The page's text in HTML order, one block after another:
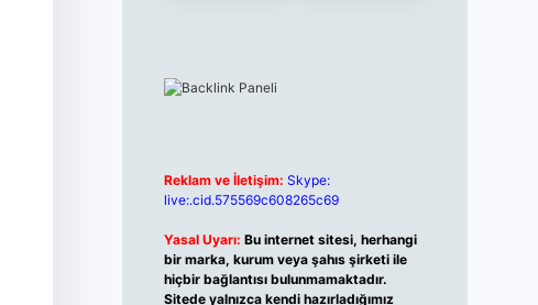
Reklam ve İletişim: Skype:
live:.cid.575569c608265c69
Yasal Uyarı: Bu internet sitesi, herhangi
bir marka, kurum veya şahıs şirketi ile
hiçbir bağlantısı bulunmamaktadır.
Sitede yalnızca kendi hazırladığımız